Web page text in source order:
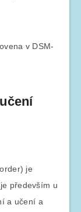
v DSM-
je
především u
a učení a